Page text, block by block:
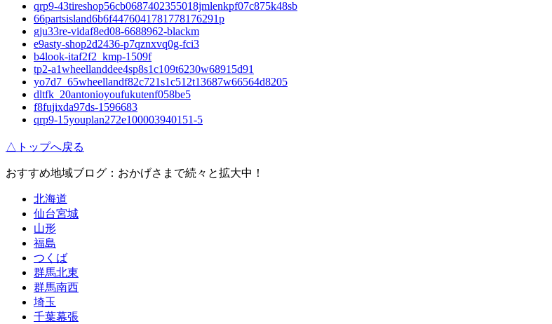
qrp9-43tireshop56cb0687402355018jmlenkpf07c875k48sb
66partsisland6b6f4476041781778176291p
gju33re-vidaf8ed08-6688962-blackm
e9asty-shop2d2436-p7qznxvq0g-fci3
b4look-itaf2f2_kmp-1509f
tp2-a1wheellanddee4sp8s1c109t6230w68915d91
yo7d7_65wheellandf82c721s1c512t13687w66564d8205
dltfk_20antonioyoufukutenf058be5
f8fujixda97ds-1596683
qrp9-15youplan272e100003940151-5
△トップへ戻る
おすすめ地域ブログ：おかげさまで続々と拡大中！
北海道
仙台宮城
山形
福島
つくば
群馬北東
群馬南西
埼玉
千葉幕張